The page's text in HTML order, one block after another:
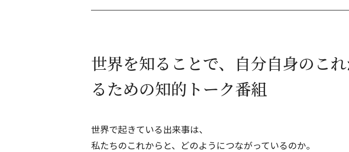
世界を知ることで、自分自身のこ
るための知的トーク番組
世界で起きている出来事は、
私たちのこれからと、どのようにつながっているのか。